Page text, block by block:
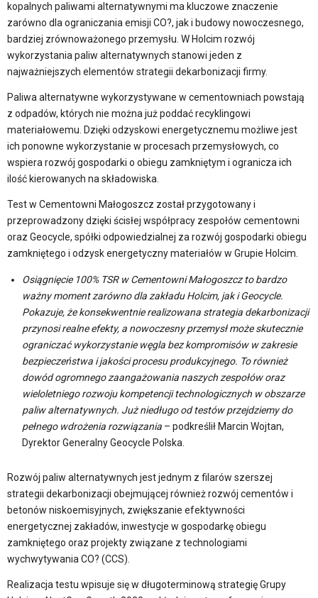
kopalnych paliwami alternatywnymi ma kluczowe znaczenie
zarówno dla ograniczania emisji CO?, jak i budowy nowoczesnego,
bardziej zrównoważonego przemysłu. W Holcim rozwój
wykorzystania paliw alternatywnych stanowi jeden z
najważniejszych elementów strategii dekarbonizacji firmy.
Paliwa alternatywne wykorzystywane w cementowniach powstają
z odpadów, których nie można już poddać recyklingowi
materiałowemu. Dzięki odzyskowi energetycznemu możliwe jest
ich ponowne wykorzystanie w procesach przemysłowych, co
wspiera rozwój gospodarki o obiegu zamkniętym i ogranicza ich
ilość kierowanych na składowiska.
Test w Cementowni Małogoszcz został przygotowany i
przeprowadzony dzięki ścisłej współpracy zespołów cementowni
oraz Geocycle, spółki odpowiedzialnej za rozwój gospodarki obiegu
zamkniętego i odzysk energetyczny materiałów w Grupie Holcim.
Osiągnięcie 100% TSR w Cementowni Małogoszcz to bardzo
ważny moment zarówno dla zakładu Holcim, jak i Geocycle.
Pokazuje, że konsekwentnie realizowana strategia dekarbonizacji
przynosi realne efekty, a nowoczesny przemysł może skutecznie
ograniczać wykorzystanie węgla bez kompromisów w zakresie
bezpieczeństwa i jakości procesu produkcyjnego. To również
dowód ogromnego zaangażowania naszych zespołów oraz
wieloletniego rozwoju kompetencji technologicznych w obszarze
paliw alternatywnych. Już niedługo od testów przejdziemy do
pełnego wdrożenia rozwiązania – podkreślił Marcin Wojtan,
Dyrektor Generalny Geocycle Polska.
Rozwój paliw alternatywnych jest jednym z filarów szerszej
strategii dekarbonizacji obejmującej również rozwój cementów i
betonów niskoemisyjnych, zwiększanie efektywności
energetycznej zakładów, inwestycje w gospodarkę obiegu
zamkniętego oraz projekty związane z technologiami
wychwytywania CO? (CCS).
Realizacja testu wpisuje się w długoterminową strategię Grupy